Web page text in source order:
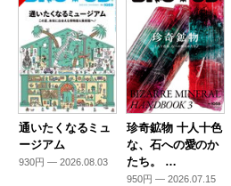
通いたくなるミュ
ージアム
930円 — 2026.08.03
珍奇鉱物 十人十色
な、石への愛のか
たち。 …
950円 — 2026.07.15